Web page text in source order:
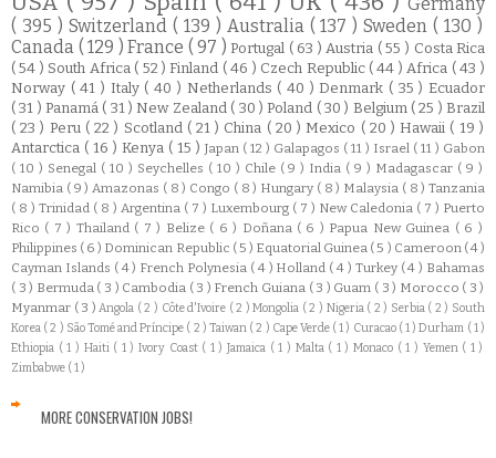
( 395 ) Switzerland ( 139 ) Australia ( 137 )Sweden( 130 )
Canada ( 129 )France ( 97 )Portugal ( 63 ) Austria ( 55 ) Costa Rica
( 54 ) South Africa ( 52 )Finland ( 46 ) Czech Republic ( 44 ) Africa ( 43 )
Norway ( 41 ) Italy ( 40 ) Netherlands ( 40 )Denmark ( 35 ) Ecuador
( 31 )Panamá ( 31 ) New Zealand ( 30 )Poland ( 30 ) Belgium ( 25 )Brazil
( 23 ) Peru ( 22 ) Scotland ( 21 ) China ( 20 ) Mexico ( 20 )Hawaii ( 19 )
Antarctica ( 16 ) Kenya ( 15 ) Japan ( 12 ) Galapagos ( 11 ) Israel ( 11 ) Gabon
( 10 ) Senegal ( 10 ) Seychelles ( 10 ) Chile ( 9 ) India ( 9 ) Madagascar ( 9 )
Namibia ( 9 ) Amazonas ( 8 ) Congo ( 8 ) Hungary ( 8 ) Malaysia ( 8 ) Tanzania
( 8 ) Trinidad ( 8 ) Argentina ( 7 ) Luxembourg ( 7 ) New Caledonia ( 7 ) Puerto
Rico ( 7 ) Thailand ( 7 ) Belize ( 6 ) Doñana ( 6 ) Papua New Guinea ( 6 )
Philippines ( 6 ) Dominican Republic ( 5 ) Equatorial Guinea ( 5 ) Cameroon ( 4 )
Cayman Islands ( 4 ) French Polynesia ( 4 ) Holland ( 4 ) Turkey ( 4 ) Bahamas
( 3 ) Bermuda ( 3 ) Cambodia ( 3 ) French Guiana ( 3 ) Guam ( 3 ) Morocco ( 3 )
Myanmar ( 3 )Angola ( 2 ) Côte d'Ivoire ( 2 )Mongolia ( 2 ) Nigeria ( 2 ) Serbia ( 2 ) South
Korea ( 2 ) São Tomé and Príncipe ( 2 ) Taiwan ( 2 ) Cape Verde ( 1 ) Curacao ( 1 )Durham ( 1 )
Ethiopia ( 1 ) Haiti ( 1 ) Ivory Coast ( 1 )Jamaica ( 1 ) Malta ( 1 )Monaco ( 1 ) Yemen ( 1 )
Zimbabwe ( 1 )
MORE CONSERVATION JOBS!